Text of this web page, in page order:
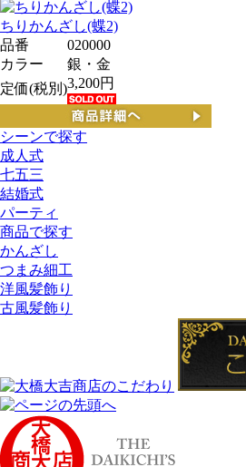
ちりかんざし(蝶2)
品番
020000
カラー
銀・金
定価(税別)3,200円
シーンで探す
成人式
七五三
結婚式
パーティ
商品で探す
かんざし
つまみ細工
洋風髪飾り
古風髪飾り